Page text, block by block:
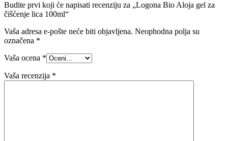
Budite prvi koji će napisati recenziju za „Logona Bio Aloja gel za
čišćenje lica 100ml“
Vaša adresa e-pošte neće biti objavljena. Neophodna polja su
označena *
Vaša ocena *
Vaša recenzija *